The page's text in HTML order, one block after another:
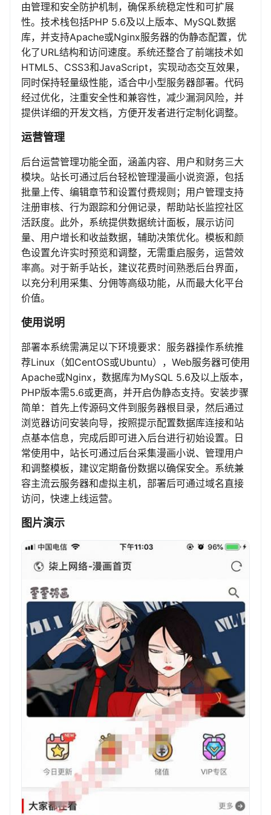
由管理和安全防护机制，确保系统稳定性和可扩展
性。技术栈包括PHP 5.6及以上版本、MySQL数据
库，并支持Apache或Nginx服务器的伪静态配置，优
化了URL结构和访问速度。系统还整合了前端技术如
HTML5、CSS3和JavaScript，实现动态交互效果，
同时保持轻量级性能，适合中小型服务器部署。代码
经过优化，注重安全性和兼容性，减少漏洞风险，并
提供详细的开发文档，方便开发者进行定制化调整。
运营管理
后台运营管理功能全面，涵盖内容、用户和财务三大
模块。站长可通过后台轻松管理漫画小说资源，包括
批量上传、编辑章节和设置付费规则；用户管理支持
注册审核、行为跟踪和分佣记录，帮助站长监控社区
活跃度。此外，系统提供数据统计面板，展示访问
量、用户增长和收益数据，辅助决策优化。模板和颜
色设置允许实时预览和调整，无需重启服务，运营效
率高。对于新手站长，建议花费时间熟悉后台界面，
以充分利用采集、分佣等高级功能，从而最大化平台
价值。
使用说明
部署本系统需满足以下环境要求：服务器操作系统推
荐Linux（如CentOS或Ubuntu），Web服务器可使用
Apache或Nginx，数据库为MySQL 5.6及以上版本，
PHP版本需5.6或更高，并开启伪静态支持。安装步骤
简单：首先上传源码文件到服务器根目录，然后通过
浏览器访问安装向导，按照提示配置数据库连接和站
点基本信息，完成后即可进入后台进行初始设置。日
常使用中，站长可通过后台采集漫画小说、管理用户
和调整模板，建议定期备份数据以确保安全。系统兼
容主流云服务器和虚拟主机，部署后可通过域名直接
访问，快速上线运营。
图片演示